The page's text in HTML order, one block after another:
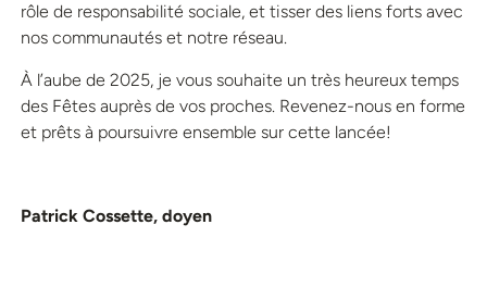
rôle de responsabilité sociale, et tisser des liens forts avec
nos communautés et notre réseau.
À l’aube de 2025, je vous souhaite un très heureux temps
des Fêtes auprès de vos proches. Revenez-nous en forme
et prêts à poursuivre ensemble sur cette lancée!
Patrick Cossette, doyen